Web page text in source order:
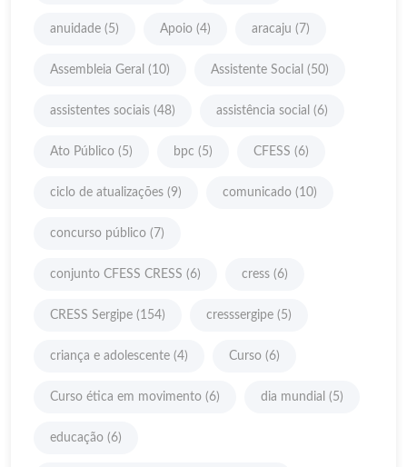
anuidade (5) Apoio (4) aracaju (7)
Assembleia Geral (10) Assistente Social (50)
assistentes sociais (48) assistência social (6)
Ato Público (5) bpc (5) CFESS (6)
ciclo de atualizações (9) comunicado (10)
concurso público (7)
conjunto CFESS CRESS (6) cress (6)
CRESS Sergipe (154) cresssergipe (5)
criança e adolescente (4) Curso (6)
Curso ética em movimento (6) dia mundial (5)
educação (6)